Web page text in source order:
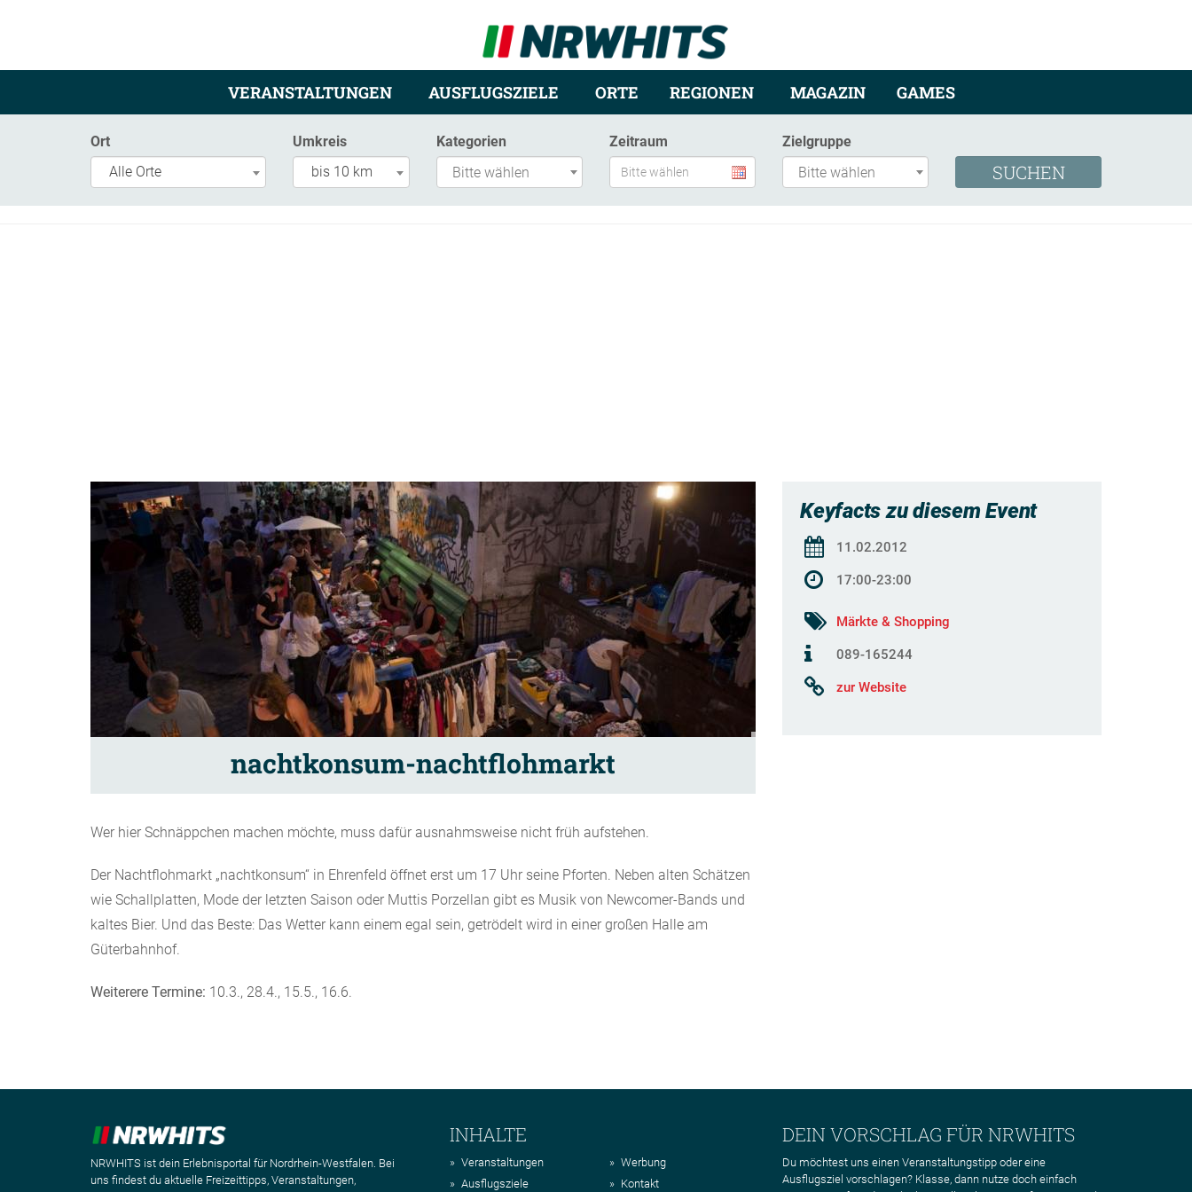
VERANSTALTUNGEN AUSFLUGSZIELE ORTE REGIONEN MAGAZIN GAMES
Ort
Alle Orte
Umkreis
bis 10 km
Kategorien Zeitraum Zielgruppe
nachtkonsum-nachtflohmarkt
Wer hier Schnäppchen machen möchte, muss dafür ausnahmsweise nicht früh aufstehen.
Der Nachtflohmarkt „nachtkonsum“ in Ehrenfeld öffnet erst um 17 Uhr seine Pforten. Neben alten Schätzen
wie Schallplatten, Mode der letzten Saison oder Muttis Porzellan gibt es Musik von Newcomer-Bands und
kaltes Bier. Und das Beste: Das Wetter kann einem egal sein, getrödelt wird in einer großen Halle am
Güterbahnhof.
Weiterere Termine: 10.3., 28.4., 15.5., 16.6.
Keyfacts zu diesem Event
11.02.2012
17:00-23:00
Märkte & Shopping
089-165244
zur Website
NRWHITS ist dein Erlebnisportal für Nordrhein-Westfalen. Bei
uns findest du aktuelle Freizeittipps, Veranstaltungen,
INHALTE
Veranstaltungen
Ausflugsziele
Werbung
Kontakt
DEIN VORSCHLAG FÜR NRWHITS
Du möchtest uns einen Veranstaltungstipp oder eine
Ausflugsziel vorschlagen? Klasse, dann nutze doch einfach